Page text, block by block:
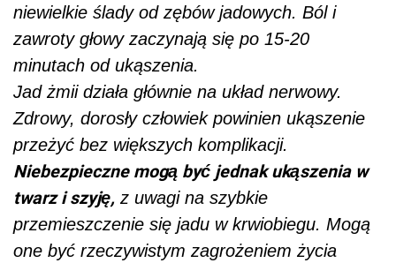
niewielkie ślady od zębów jadowych. Ból i
zawroty głowy zaczynają się po 15-20
minutach od ukąszenia.
Jad żmii działa głównie na układ nerwowy.
Zdrowy, dorosły człowiek powinien ukąszenie
przeżyć bez większych komplikacji.
Niebezpieczne mogą być jednak ukąszenia w
twarz i szyję, z uwagi na szybkie
przemieszczenie się jadu w krwiobiegu. Mogą
one być rzeczywistym zagrożeniem życia